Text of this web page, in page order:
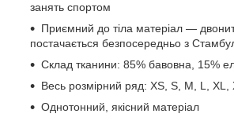
занять спортом
Приємний до тіла матеріал —
постачається безпосередньо з
Склад тканини: 85% бавовна, 15%
Весь розмірний ряд: XS, S, M, L, XL,
Однотонний, якісний матеріал